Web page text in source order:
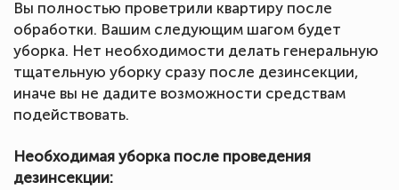
Вы полностью проветрили квартиру после
обработки. Вашим следующим шагом будет
уборка. Нет необходимости делать генеральную
тщательную уборку сразу после дезинсекции,
иначе вы не дадите возможности средствам
подействовать.
Необходимая уборка после проведения
дезинсекции: